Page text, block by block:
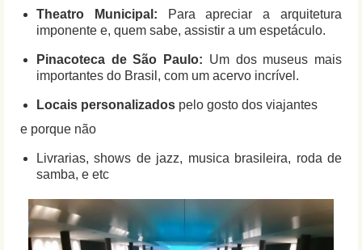
Theatro Municipal: Para apreciar a arquitetura
imponente e, quem sabe, assistir a um espetáculo.
Pinacoteca de São Paulo: Um dos museus mais
importantes do Brasil, com um acervo incrível.
Locais personalizados pelo gosto dos viajantes
e porque não
Livrarias, shows de jazz, musica brasileira, roda de
samba, e etc